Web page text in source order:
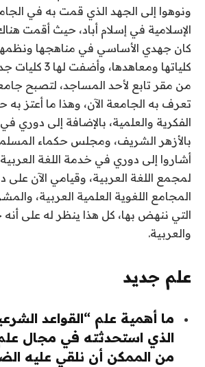
ونوهوا إلى الجهد الذي قمت به في
كان جهدي الأساسي في مناهجها ونظمها
كلياتها
من مقر تابع لأحد المساجد، لتصبح
تعرف به الجامعة الآن، وهذا ما أعتز
الفكرية والعلمية، بالإضافة إلى دوري في
بالأزهر الشريف، ومجلس حكماء
أشاروا إلى دوري في خدمة اللغة
لمجمع اللغة العربية، وقيامي الآن على
المجامع اللغوية العلمية العربية،
التي ننهض بها، كل هذا ينظر له على أنه
والعربية.
علم جديد
ما أهمية علم “القواعد
الذي استحدثته في مجال علم
من الممكن أن نلقي عليه